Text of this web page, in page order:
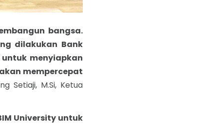
bangsa.
dilakukan Bank
menyiapkan
mempercepat
Setiaji, M.Si, Ketua
University untuk